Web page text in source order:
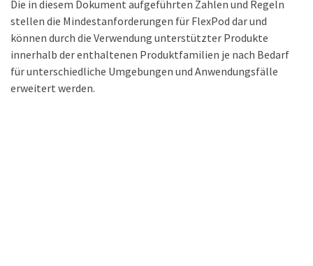
Die in diesem Dokument aufgeführten Zahlen und Regeln
stellen die Mindestanforderungen für FlexPod dar und
können durch die Verwendung unterstützter Produkte
innerhalb der enthaltenen Produktfamilien je nach Bedarf
für unterschiedliche Umgebungen und Anwendungsfälle
erweitert werden.